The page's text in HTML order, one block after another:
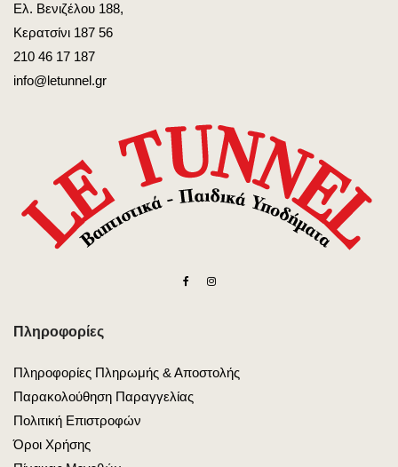
Ελ. Βενιζέλου 188,
Κερατσίνι 187 56
210 46 17 187
info@letunnel.gr
Πληροφορίες
Πληροφορίες Πληρωμής & Αποστολής
Παρακολούθηση Παραγγελίας
Πολιτική Επιστροφών
Όροι Χρήσης